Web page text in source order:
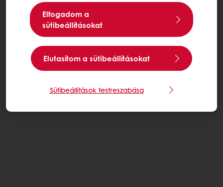
Elfogadom a
sütibeállításokat
Elutasítom a sütibeállításokat
Sütibeállítások testreszabása